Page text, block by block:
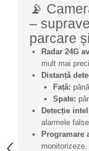
📡
–
parcare
Radar 24G
mult mai
Distanță
Față:
Spate:
Detecție
alarmele
Programare
monitorizeze.